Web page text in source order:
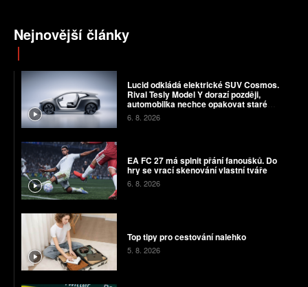
Nejnovější články
Lucid odkládá elektrické SUV Cosmos.
Rival Tesly Model Y dorazí později,
automobilka nechce opakovat staré
chyby
6. 8. 2026
EA FC 27 má splnit přání fanoušků. Do
hry se vrací skenování vlastní tváře
6. 8. 2026
Top tipy pro cestování nalehko
5. 8. 2026